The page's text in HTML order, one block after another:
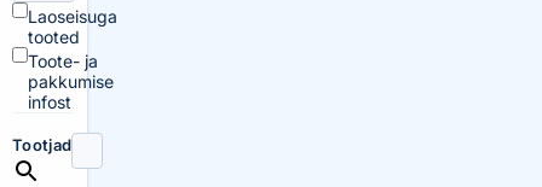
Laoseisuga
tooted
Toote- ja
pakkumise
infost
Tootjad